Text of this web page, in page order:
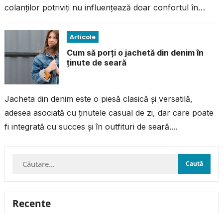
colanților potriviți nu influențează doar confortul în
Articole
Cum să porți o jachetă din denim în
ținute de seară
Jacheta din denim este o piesă clasică și versatilă,
adesea asociată cu ținutele casual de zi, dar care poate
fi integrată cu succes și în outfituri de seară....
Caută
Recente